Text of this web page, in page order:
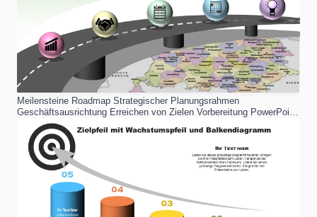
Meilensteine ​​Roadmap Strategischer Planungsrahmen
Geschäftsausrichtung Erreichen von Zielen Vorbereitung PowerPoint-
Vorlage für professionelle Präsentationen